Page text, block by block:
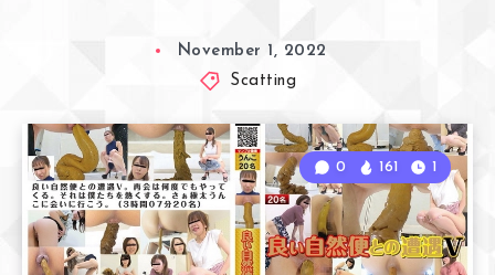
November 1, 2022
Scatting
0 161 1